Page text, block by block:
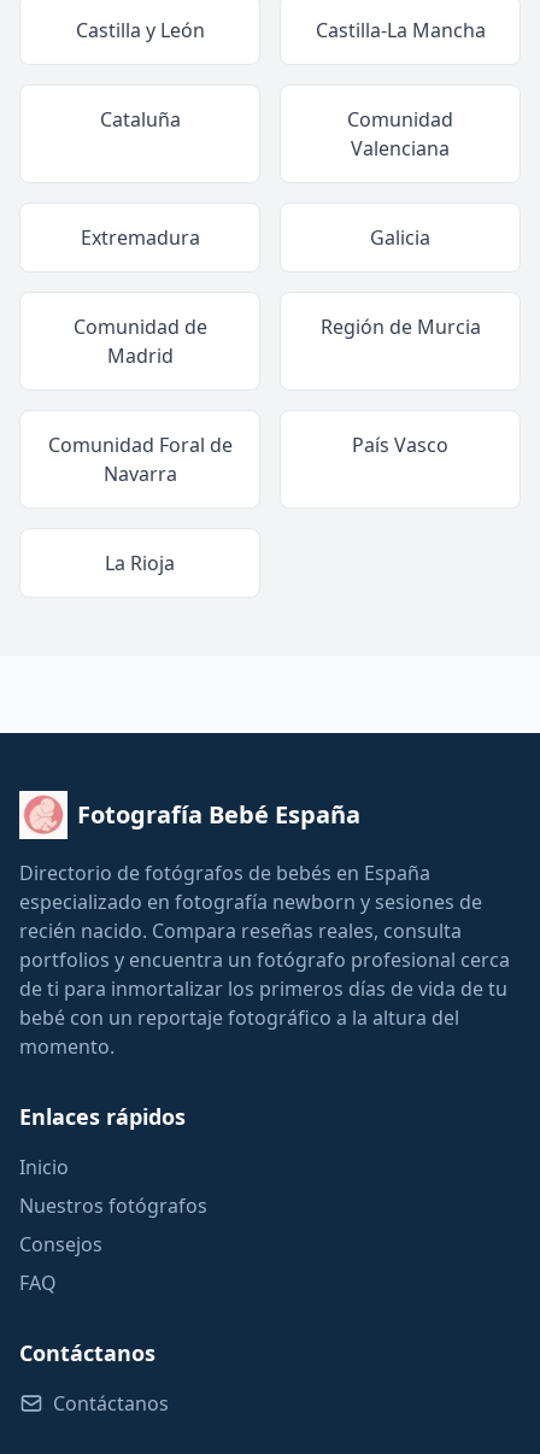
Castilla y León Castilla-La Mancha
Cataluña
Comunidad
Valenciana
Extremadura Galicia
Comunidad de
Madrid
Región de Murcia
Comunidad Foral de
Navarra
País Vasco
La Rioja
Fotografía Bebé España
Directorio de fotógrafos de bebés en España
especializado en fotografía newborn y sesiones de
recién nacido. Compara reseñas reales, consulta
portfolios y encuentra un fotógrafo profesional cerca
de ti para inmortalizar los primeros días de vida de tu
bebé con un reportaje fotográfico a la altura del
momento.
Enlaces rápidos
Inicio
Nuestros fotógrafos
Consejos
FAQ
Contáctanos
Contáctanos